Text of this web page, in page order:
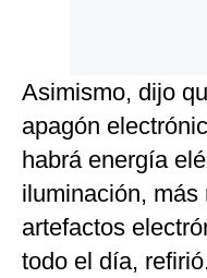
Asimismo, dijo
apagón
habrá energía
iluminación, más
artefactos
todo el día,